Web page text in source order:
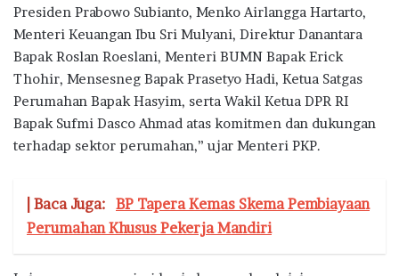
Presiden Prabowo Subianto, Menko Airlangga Hartarto,
Menteri Keuangan Ibu Sri Mulyani, Direktur Danantara
Bapak Roslan Roeslani, Menteri BUMN Bapak Erick
Thohir, Mensesneg Bapak Prasetyo Hadi, Ketua Satgas
Perumahan Bapak Hasyim, serta Wakil Ketua DPR RI
Bapak Sufmi Dasco Ahmad atas komitmen dan dukungan
terhadap sektor perumahan,” ujar Menteri PKP.
| Baca Juga: BP Tapera Kemas Skema Pembiayaan
Perumahan Khusus Pekerja Mandiri